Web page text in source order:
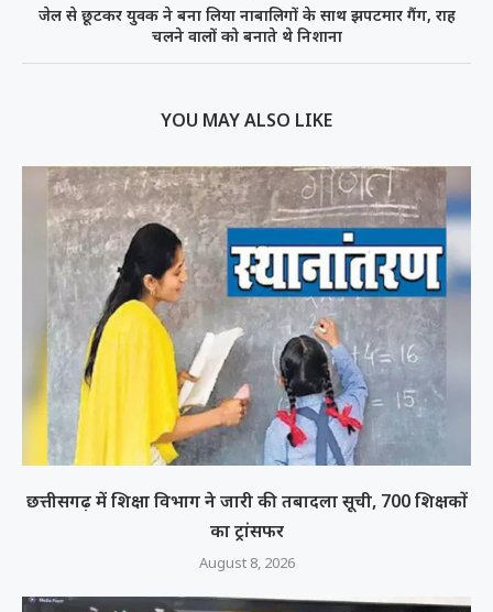
जेल से छूटकर युवक ने बना लिया नाबालिगों के साथ झपटमार गैंग, राह
चलने वालों को बनाते थे निशाना
YOU MAY ALSO LIKE
छत्तीसगढ़ में शिक्षा विभाग ने जारी की तबादला सूची, 700 शिक्षकों
का ट्रांसफर
August 8, 2026